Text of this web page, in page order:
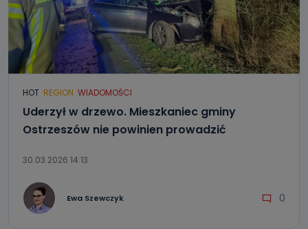
HOT REGION WIADOMOŚCI
Uderzył w drzewo. Mieszkaniec gminy
Ostrzeszów nie powinien prowadzić
30.03.2026 14:13
Ewa Szewczyk 0